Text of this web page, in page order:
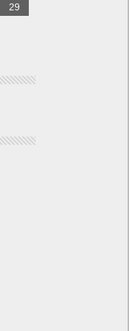
29